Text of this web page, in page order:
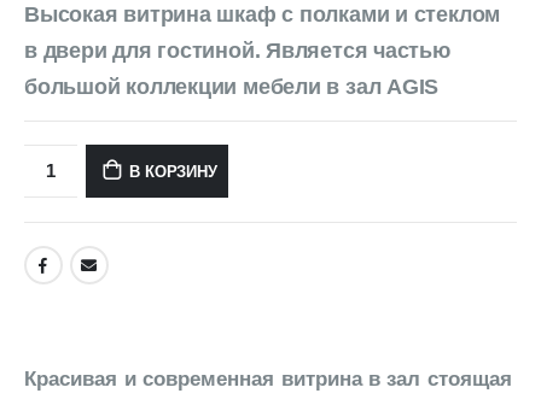
Высокая витрина шкаф с полками и стеклом
в двери для гостиной. Является частью
большой коллекции мебели в зал AGIS
В КОРЗИНУ
Красивая и современная витрина в зал стоящая